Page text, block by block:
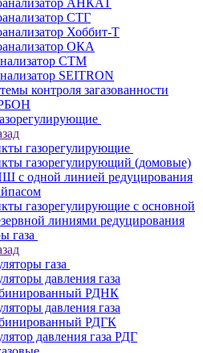
АНКАТ
СТГ
Хоббит-Т
ОКА
СТМ
SEITRON
контроля загазованности
газорегулирующие
газорегулирующий (домовые)
с одной линией редуцирования
газорегулирующие с основной
линиями редуцирования
газа
газа
давления газа
РДНК
давления газа
РДГК
давления газа РДГ